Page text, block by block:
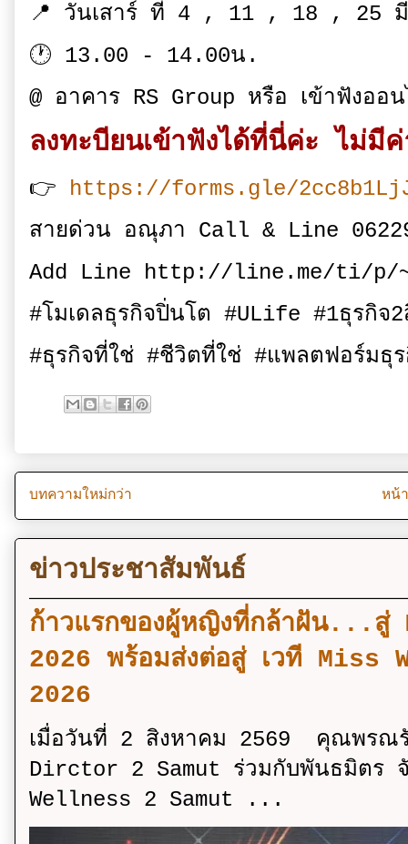
📍 วันเสาร์ ที่ 4 , 11 , 18 , 25
🕐 13.00 - 14.00น.
@ อาคาร RS Group หรือ เข้าฟังออ
ลงทะบียนเข้าฟังได้ที่นี่ค่ะ ไม่มี
👉 https://forms.gle/
สายด่วน อณุภา Call & Line
Add Line http://line.me/ti/p/
#โมเดลธุรกิจปิ่นโต #ULife #1ธุรกิ
#ธุรกิจที่ใช่ #ชีวิตที่ใช่ #แพลตฟอร์มธุร
บทความใหม่กว่า หน้
ข่าวประชาสัมพันธ์
ก้าวแรกของผู้หญิงที่กล้าฝัน...
2026 พร้อมส่งต่อสู่ เวที
2026
เมื่อวันที่ 2 สิงหาคม 2569 คุณพร
Dirctor 2 Samut ร่วมกับพันธมิตร จั
Wellness 2 Samut ...